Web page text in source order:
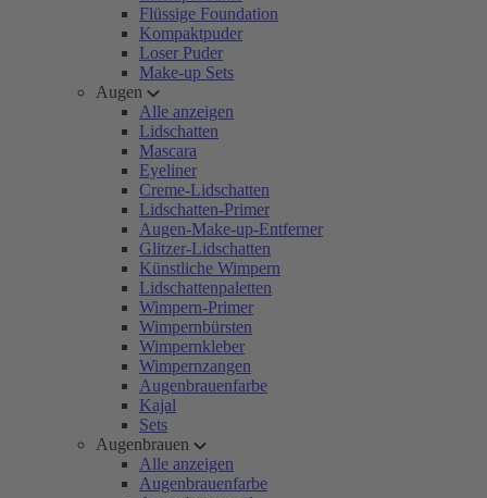
Flüssige Foundation
Kompaktpuder
Loser Puder
Make-up Sets
Augen
Alle anzeigen
Lidschatten
Mascara
Eyeliner
Creme-Lidschatten
Lidschatten-Primer
Augen-Make-up-Entferner
Glitzer-Lidschatten
Künstliche Wimpern
Lidschattenpaletten
Wimpern-Primer
Wimpernbürsten
Wimpernkleber
Wimpernzangen
Augenbrauenfarbe
Kajal
Sets
Augenbrauen
Alle anzeigen
Augenbrauenfarbe